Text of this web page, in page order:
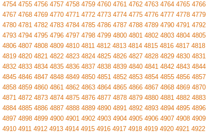
4754 4755 4756 4757 4758 4759 4760 4761 4762 4763 4764 4765 4766
4767 4768 4769 4770 4771 4772 4773 4774 4775 4776 4777 4778 4779
4780 4781 4782 4783 4784 4785 4786 4787 4788 4789 4790 4791 4792
4793 4794 4795 4796 4797 4798 4799 4800 4801 4802 4803 4804 4805
4806 4807 4808 4809 4810 4811 4812 4813 4814 4815 4816 4817 4818
4819 4820 4821 4822 4823 4824 4825 4826 4827 4828 4829 4830 4831
4832 4833 4834 4835 4836 4837 4838 4839 4840 4841 4842 4843 4844
4845 4846 4847 4848 4849 4850 4851 4852 4853 4854 4855 4856 4857
4858 4859 4860 4861 4862 4863 4864 4865 4866 4867 4868 4869 4870
4871 4872 4873 4874 4875 4876 4877 4878 4879 4880 4881 4882 4883
4884 4885 4886 4887 4888 4889 4890 4891 4892 4893 4894 4895 4896
4897 4898 4899 4900 4901 4902 4903 4904 4905 4906 4907 4908 4909
4910 4911 4912 4913 4914 4915 4916 4917 4918 4919 4920 4921 4922